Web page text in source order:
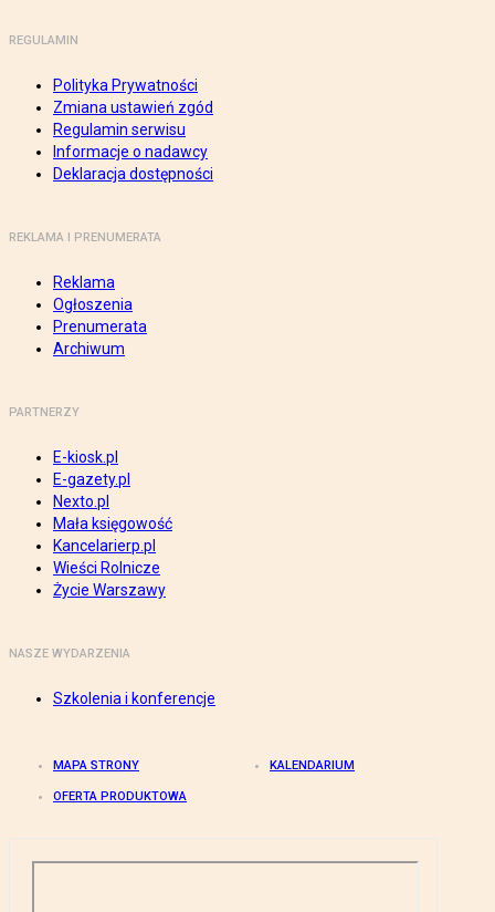
REGULAMIN
Polityka Prywatności
Zmiana ustawień zgód
Regulamin serwisu
Informacje o nadawcy
Deklaracja dostępności
REKLAMA I PRENUMERATA
Reklama
Ogłoszenia
Prenumerata
Archiwum
PARTNERZY
E-kiosk.pl
E-gazety.pl
Nexto.pl
Mała księgowość
Kancelarierp.pl
Wieści Rolnicze
Życie Warszawy
NASZE WYDARZENIA
Szkolenia i konferencje
MAPA STRONY KALENDARIUM
OFERTA PRODUKTOWA